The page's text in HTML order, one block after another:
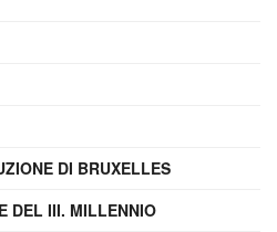
DI BRUXELLES
DEL III. MILLENNIO